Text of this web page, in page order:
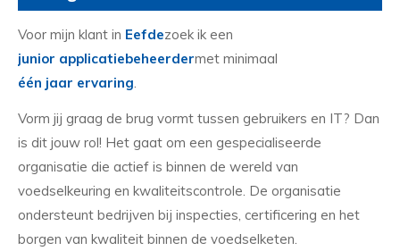
Voor mijn klant in Eefdezoek ik een
junior applicatiebeheerdermet minimaal
één jaar ervaring.
Vorm jij graag de brug vormt tussen gebruikers en IT? Dan
is dit jouw rol! Het gaat om een gespecialiseerde
organisatie die actief is binnen de wereld van
voedselkeuring en kwaliteitscontrole. De organisatie
ondersteunt bedrijven bij inspecties, certificering en het
borgen van kwaliteit binnen de voedselketen.